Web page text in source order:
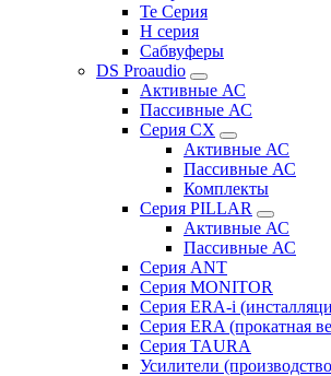
Te Серия
H серия
Сабвуферы
DS Proaudio
Активные АС
Пассивные АС
Серия CX
Активные АС
Пассивные АС
Комплекты
Серия PILLAR
Активные АС
Пассивные АС
Серия ANT
Серия MONITOR
Серия ERA-i
Серия ERA (прокатная
Серия TAURA
Усилители